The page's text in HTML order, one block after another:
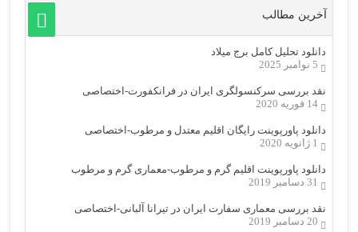
آخرین مطالب
دانلود تحلیل کامل برج میلاد
5 نوامبر 2025
نقد بررسی سرکنسولگری ایران در فرانکفورت-اختصاصی
14 فوریه 2020
دانلود پاورپوینت رایگان اقلیم معتدل و مرطوب-اختصاصی
1 ژانویه 2020
دانلود پاورپوینت اقلیم گرم و مرطوب-معماری گرم و مرطوب
31 دسامبر 2019
نقد بررسی معماری سفارت ایران در تیرانا آلبانی-اختصاصی
20 دسامبر 2019